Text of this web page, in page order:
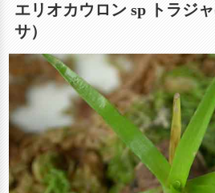
エリオカウロン sp トラジ
サ）